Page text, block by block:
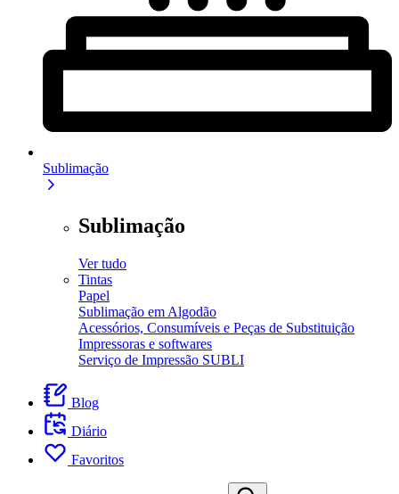
Sublimação
Sublimação
Ver tudo
Tintas
Papel
Sublimação em Algodão
Acessórios, Consumíveis e Peças de Substituição
Impressoras e softwares
Serviço de Impressão SUBLI
Blog
Diário
Favoritos